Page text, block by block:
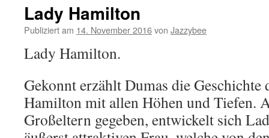
Lady Hamilton
Publiziert am 14. November 2016von Jazzybee
Lady Hamilton.
Gekonnt erzählt Dumas die
Hamilton mit allen Höhen und Tiefen.
Großeltern gegeben, entwickelt sich